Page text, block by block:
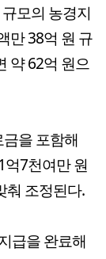
모의 농경지
만 38억 원 규
약 62억 원으
을 포함해
7천여만 원
춰 조정된다.
급을 완료해